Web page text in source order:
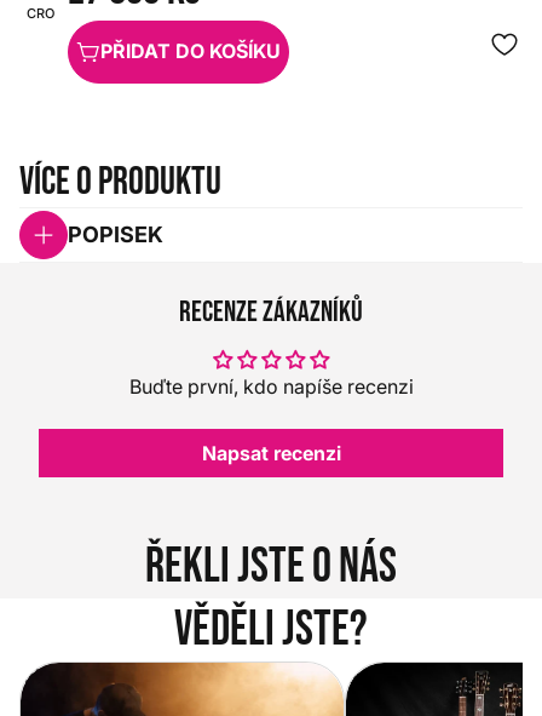
CROWN
PŘIDAT DO KOŠÍKU
Více o produktu
POPISEK
Recenze zákazníků
Buďte první, kdo napíše recenzi
Napsat recenzi
Řekli jste o nás
Věděli jste?
Vítejte na novém e-shopu Music
City
Jak vybrat